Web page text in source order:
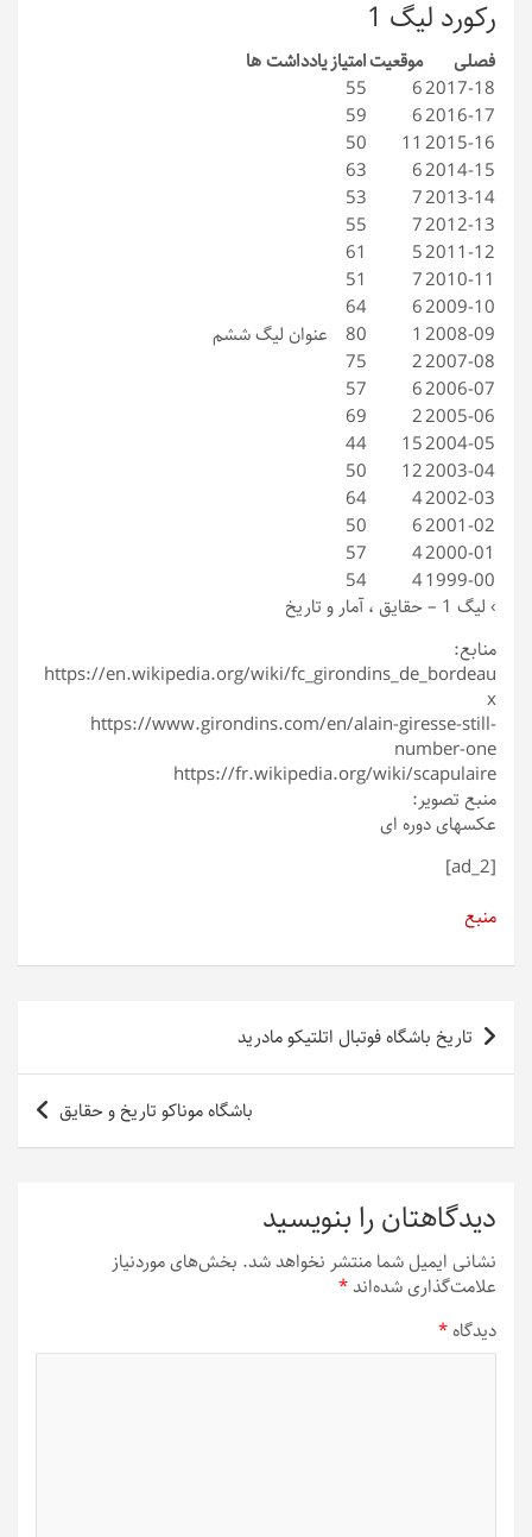
رکورد لیگ 1
فصلی موقعیتامتیازیادداشت ها
2017-18
6
55
2016-17
6
59
2015-16
11
50
2014-15
6
63
2013-14
7
53
2012-13
7
55
2011-12
5
61
2010-11
7
51
2009-10
6
64
2008-09
1
80
عنوان لیگ ششم
2007-08
2
75
2006-07
6
57
2005-06
2
69
2004-05
15
44
2003-04
12
50
2002-03
4
64
2001-02
6
50
2000-01
4
57
1999-00
4
54
› لیگ 1 – حقایق ، آمار و تاریخ
منابع:
https://en.wikipedia.org/wiki/fc_girondins_de_bordeau
x
https://www.girondins.com/en/alain-giresse-still-
number-one
https://fr.wikipedia.org/wiki/scapulaire
منبع تصویر:
عکسهای دوره ای
[ad_2]
منبع
راهبری
نوشتهتاریخ باشگاه فوتبال اتلتیکو مادرید
باشگاه موناکو تاریخ و حقایق
دیدگاهتان را بنویسید
نشانی ایمیل شما منتشر نخواهد شد. بخش‌های موردنیاز
علامت‌گذاری شده‌اند*
دیدگاه*